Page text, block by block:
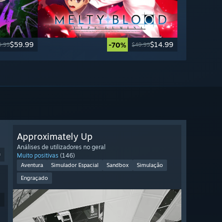
$59.99 -70% $49.99$14.99
Approximately Up
Análises de utilizadores no geral
Muito positivas (146)
Aventura Simulador Espacial Sandbox
Simulação
Engraçado